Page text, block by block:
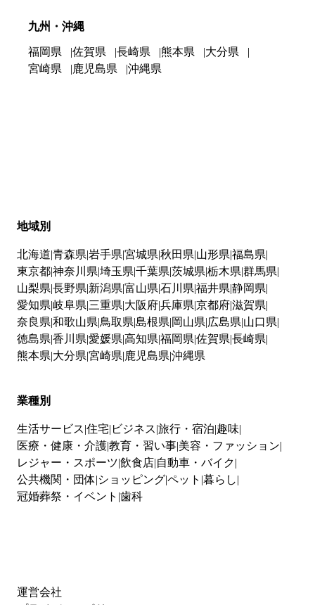
九州・沖縄
福岡県 佐賀県 長崎県 熊本県
大分県
宮崎県
鹿児島県 沖縄県
地域別
北海道 青森県 岩手県 宮城県 秋田県 山形県 福島県
東京都神奈川県 埼玉県 千葉県 茨城県 栃木県 群馬県
山梨県 長野県 新潟県 富山県 石川県 福井県 静岡県
愛知県 岐阜県 三重県 大阪府兵庫県 京都府滋賀県
奈良県 和歌山県 鳥取県 島根県 岡山県 広島県 山口県
徳島県 香川県 愛媛県 高知県 福岡県 佐賀県 長崎県
熊本県 大分県 宮崎県 鹿児島県 沖縄県
業種別
生活サービス 住宅 ビジネス 旅行・宿泊 趣味
医療・健康・介護教育・習い事 美容・ファッション
レジャー・スポーツ 飲食店 自動車・バイク
公共機関・団体 ショッピングペット 暮らし
冠婚葬祭・イベント 歯科
運営会社